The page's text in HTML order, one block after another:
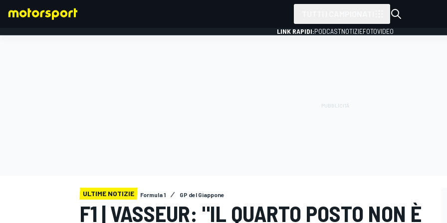
LINK RAPIDI:PODCASTNOTIZIEFOTOVIDEO
ULTIME NOTIZIE Formula 1 GP del Giappone
F1 | VASSEUR: "IL QUARTO POSTO NON È